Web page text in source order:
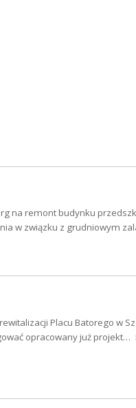
na remont budynku
w związku z grudniowym
Placu Batorego w
opracowany już projekt…